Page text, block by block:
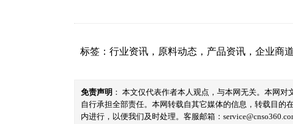
标签： 行业资讯 ， 原料动态 ， 产品资讯 ， 企业商道
免责声明 ： 本文仅代表作者本人观点，与本网无关。本网
自行承担全部责任。本网转载自其它媒体的信息，转载目的
内进行，以便我们及时处理。客服邮箱：